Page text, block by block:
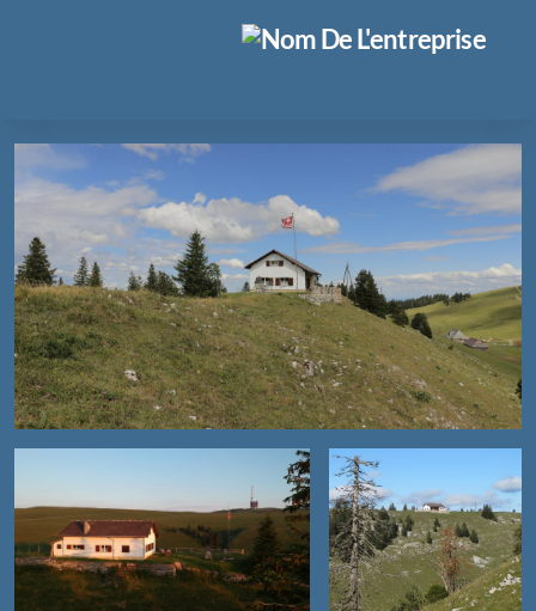
Accès membres
Photos
Assemblée générale
Archives